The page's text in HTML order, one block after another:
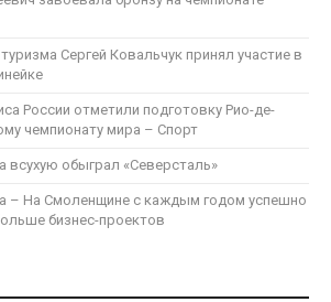
Сергей Ковальчук принял участие в
России отметили подготовку Рио-де-
чемпионату мира – Спорт
всухую обыграл «Северсталь»
– На Смоленщине с каждым годом успешно
бизнес-проектов